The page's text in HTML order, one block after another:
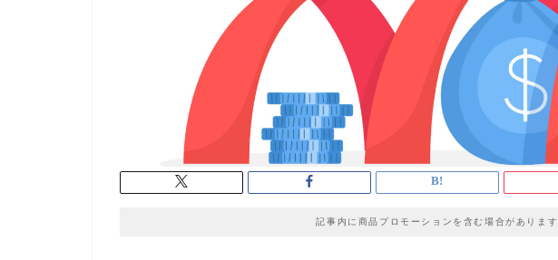
記事内に商品プロモーションを含む場合があります